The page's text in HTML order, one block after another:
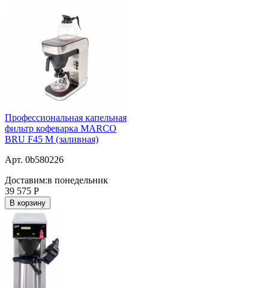
Профессиональная капельная
фильтр кофеварка MARCO
BRU F45 M (заливная)
Арт. 0b580226
Доставим:в понедельник
39 575 Р
В корзину